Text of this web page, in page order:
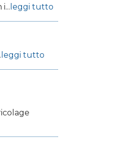
leggi tutto
leggi tutto